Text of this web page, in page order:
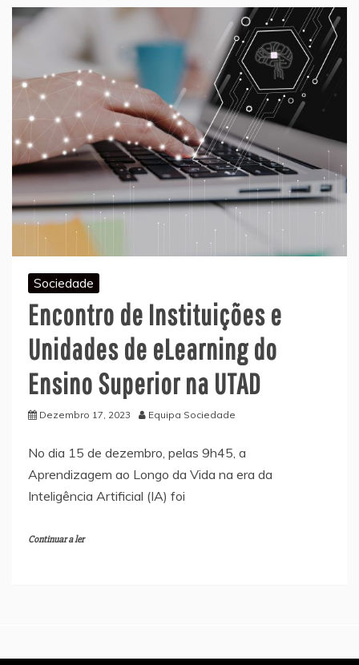
Sociedade
Encontro de Instituições e
Unidades de eLearning do
Ensino Superior na UTAD
Dezembro 17, 2023 Equipa Sociedade
No dia 15 de dezembro, pelas 9h45, a
Aprendizagem ao Longo da Vida na era da
Inteligência Artificial (IA) foi
Continuar a ler